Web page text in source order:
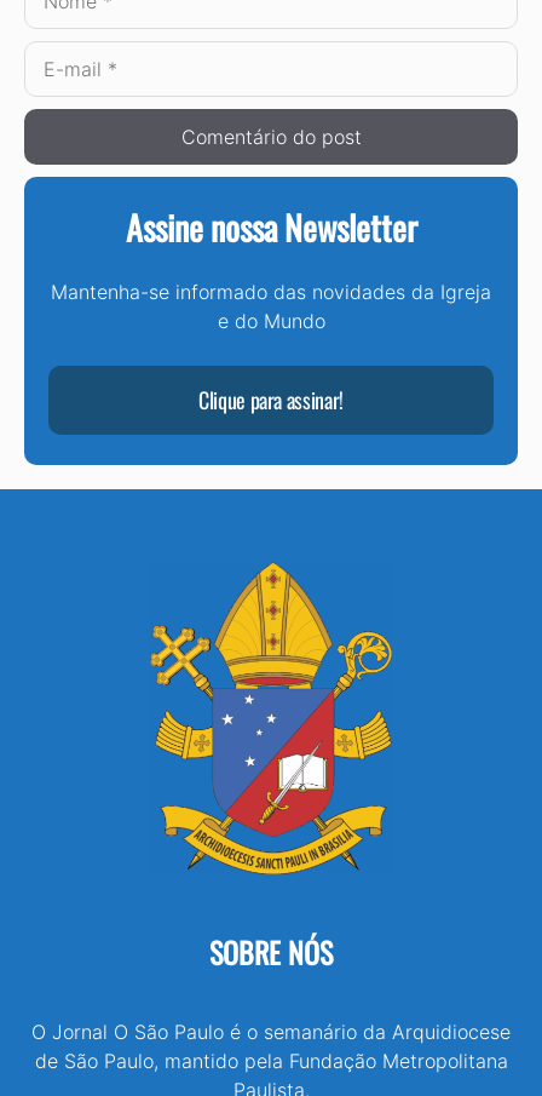
E-
mail
Assine nossa Newsletter
Mantenha-se informado das novidades da Igreja
e do Mundo
Clique para assinar!
SOBRE NÓS
O Jornal O São Paulo é o semanário da Arquidiocese
de São Paulo, mantido pela Fundação Metropolitana
Paulista.